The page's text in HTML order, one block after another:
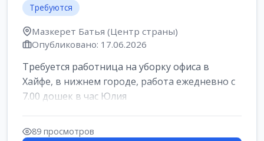
Требуются
Мазкерет Батья (Центр страны)
Опубликовано: 17.06.2026
Требуется работница на уборку офиса в
Хайфе, в нижнем городе, работа ежедневно с
7.00 дошек в час Юлия
89 просмотров